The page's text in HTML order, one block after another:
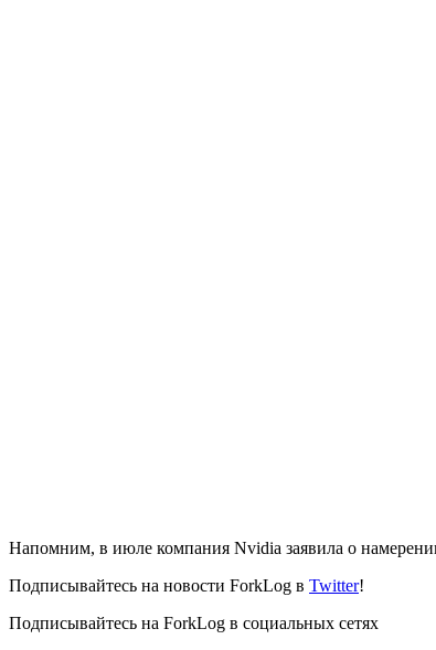
Напомним, в июле компания Nvidia заявила о
Подписывайтесь на новости ForkLog в Twitter!
Подписывайтесь на ForkLog в социальных сетях